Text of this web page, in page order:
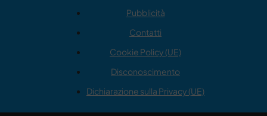
Pubblicità
Contatti
Cookie Policy (UE)
Disconoscimento
Dichiarazione sulla Privacy (UE)